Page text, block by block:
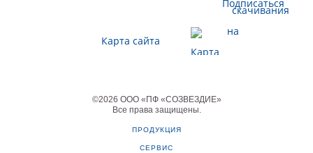
Карта сайта
©2026 ООО «ПФ «СОЗВЕЗДИЕ»
Все права защищены.
ПРОДУКЦИЯ
СЕРВИС